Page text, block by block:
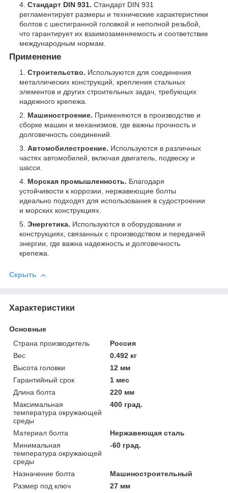
Стандарт DIN 931. Стандарт DIN 931
регламентирует размеры и технические характеристики
болтов с шестигранной головкой и неполной резьбой,
что гарантирует их взаимозаменяемость и соответствие
международным нормам.
Применение
Строительство. Используются для соединения
металлических конструкций, крепления стальных
элементов и других строительных задач, требующих
надежного крепежа.
Машиностроение. Применяются в производстве и
сборке машин и механизмов, где важны прочность и
долговечность соединений.
Автомобилестроение. Используются в различных
частях автомобилей, включая двигатель, подвеску и
шасси.
Морская промышленность. Благодаря
устойчивости к коррозии, нержавеющие болты
идеально подходят для использования в судостроении
и морских конструкциях.
Энергетика. Используются в оборудовании и
конструкциях, связанных с производством и передачей
энергии, где важна надежность и долговечность
крепежа.
Скрыть
Характеристики
Основные
Страна производитель
Россия
Вес
0.492 кг
Высота головки
12 мм
Гарантийный срок
1 мес
Длина болта
220 мм
Максимальная
температура окружающей
среды
400 град.
Материал болта
Нержавеющая сталь
Минимальная
температура окружающей
среды
-60 град.
Назначение болта
Машиностроительный
Размер под ключ
27 мм